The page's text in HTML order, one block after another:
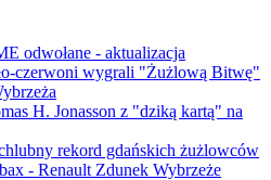
odwołane - aktualizacja
czerwoni wygrali "Żużlową Bitwę"
H. Jonasson z "dziką kartą" na
rekord gdańskich żużlowców
- Renault Zdunek Wybrzeże